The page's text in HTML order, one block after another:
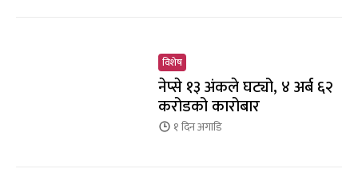
विशेष
नेप्से १३ अंकले घट्यो, ४ अर्ब ६२
करोडको कारोबार
१ दिनअगाडि